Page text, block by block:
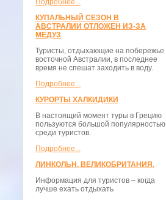
Подробнее...
КУПАЛЬНЫЙ СЕЗОН В
АВСТРАЛИИ ОТЛОЖЕН ИЗ-ЗА
МЕДУЗ
Туристы, отдыхающие на побережье
восточной Австралии, в последнее
время не спешат заходить в воду.
Подробнее...
КУРОРТЫ ХАЛКИДИКИ
В настоящий момент туры в Грецию
пользуются большой популярностью
среди туристов.
Подробнее...
ЛИНКОЛЬН, ВЕЛИКОБРИТАНИЯ.
Информация для туристов – когда
лучше ехать отдыхать